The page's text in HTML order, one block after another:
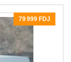
79 999 FDJ